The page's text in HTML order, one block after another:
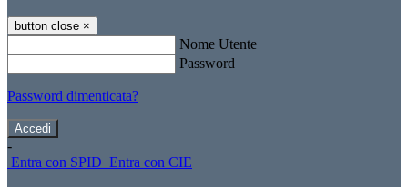
button close ×
Nome Utente
Password
Password dimenticata?
-
Entra con SPID Entra con CIE